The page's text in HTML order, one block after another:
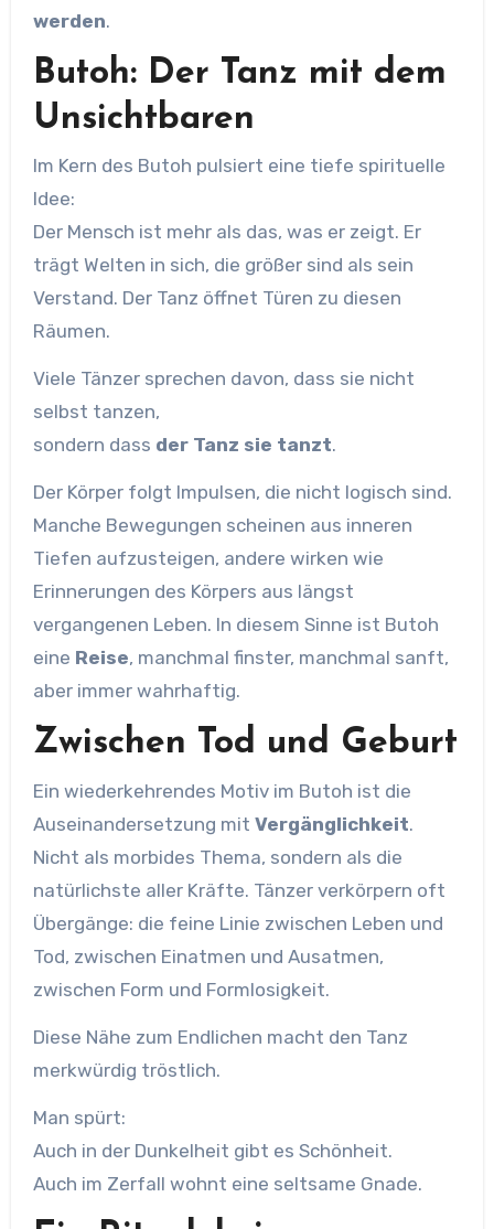
werden.
Butoh: Der Tanz mit dem
Unsichtbaren
Im Kern des Butoh pulsiert eine tiefe spirituelle
Idee:
Der Mensch ist mehr als das, was er zeigt. Er
trägt Welten in sich, die größer sind als sein
Verstand. Der Tanz öffnet Türen zu diesen
Räumen.
Viele Tänzer sprechen davon, dass sie nicht
selbst tanzen,
sondern dass der Tanz sie tanzt.
Der Körper folgt Impulsen, die nicht logisch sind.
Manche Bewegungen scheinen aus inneren
Tiefen aufzusteigen, andere wirken wie
Erinnerungen des Körpers aus längst
vergangenen Leben. In diesem Sinne ist Butoh
eine Reise, manchmal finster, manchmal sanft,
aber immer wahrhaftig.
Zwischen Tod und Geburt
Ein wiederkehrendes Motiv im Butoh ist die
Auseinandersetzung mit Vergänglichkeit.
Nicht als morbides Thema, sondern als die
natürlichste aller Kräfte. Tänzer verkörpern oft
Übergänge: die feine Linie zwischen Leben und
Tod, zwischen Einatmen und Ausatmen,
zwischen Form und Formlosigkeit.
Diese Nähe zum Endlichen macht den Tanz
merkwürdig tröstlich.
Man spürt:
Auch in der Dunkelheit gibt es Schönheit.
Auch im Zerfall wohnt eine seltsame Gnade.